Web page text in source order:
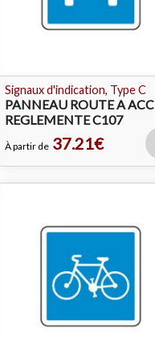
Signaux d'indication, Type C
PANNEAU ROUTE A
REGLEMENTE C107
À partir de 37.21€